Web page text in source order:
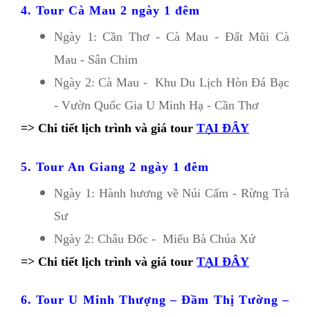
4. Tour Cà Mau 2 ngày 1 đêm
Ngày 1: Cần Thơ - Cà Mau - Đất Mũi Cà
Mau - Sân Chim
Ngày 2: Cà Mau -  Khu Du Lịch Hòn Đá Bạc
- Vườn Quốc Gia U Minh Hạ - Cần Thơ
=> Chi tiết lịch trình và giá tour TẠI ĐÂY
5. Tour An Giang 2 ngày 1 đêm
Ngày 1: Hành hương về Núi Cấm - Rừng Trà
Sư
Ngày 2: Châu Đốc -  Miếu Bà Chúa Xứ
=> Chi tiết lịch trình và giá tour TẠI ĐÂY
6. Tour U Minh Thượng – Đầm Thị Tường –